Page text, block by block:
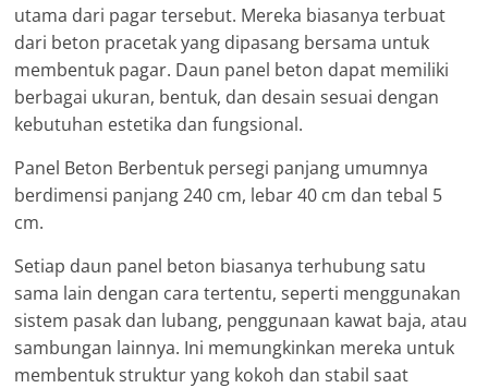
utama dari pagar tersebut. Mereka biasanya terbuat
dari beton pracetak yang dipasang bersama untuk
membentuk pagar. Daun panel beton dapat memiliki
berbagai ukuran, bentuk, dan desain sesuai dengan
kebutuhan estetika dan fungsional.
Panel Beton Berbentuk persegi panjang umumnya
berdimensi panjang 240 cm, lebar 40 cm dan tebal 5
cm.
Setiap daun panel beton biasanya terhubung satu
sama lain dengan cara tertentu, seperti menggunakan
sistem pasak dan lubang, penggunaan kawat baja, atau
sambungan lainnya. Ini memungkinkan mereka untuk
membentuk struktur yang kokoh dan stabil saat